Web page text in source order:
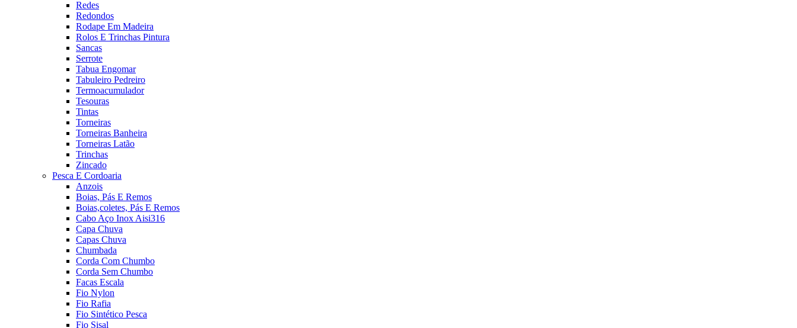
Redes
Redondos
Rodape Em Madeira
Rolos E Trinchas Pintura
Sancas
Serrote
Tabua Engomar
Tabuleiro Pedreiro
Termoacumulador
Tesouras
Tintas
Torneiras
Torneiras Banheira
Torneiras Latão
Trinchas
Zincado
Pesca E Cordoaria
Anzois
Boias, Pás E Remos
Boias,coletes, Pás E Remos
Cabo Aço Inox Aisi316
Capa Chuva
Capas Chuva
Chumbada
Corda Com Chumbo
Corda Sem Chumbo
Facas Escala
Fio Nylon
Fio Rafia
Fio Sintético Pesca
Fio Sisal